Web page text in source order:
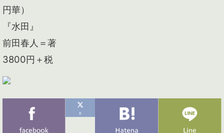
円華）
『水田』
前田春人＝著
3800円＋税